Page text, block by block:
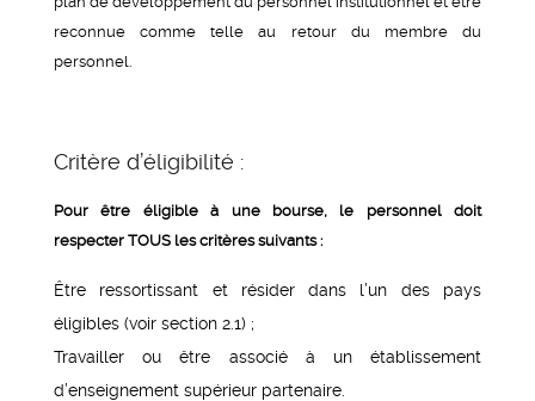
reconnue comme telle au retour du membre du
personnel.
Critère d’éligibilité :
Pour être éligible à une bourse, le personnel doit
respecter TOUS les critères suivants :
Être ressortissant et résider dans l’un des pays
éligibles (voir section 2.1) ;
Travailler ou être associé à un établissement
d’enseignement supérieur partenaire.